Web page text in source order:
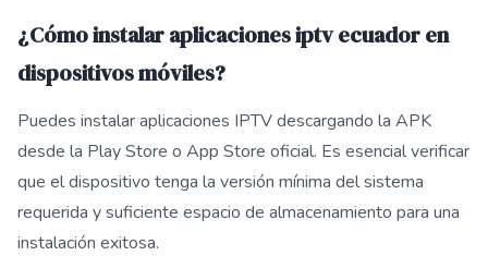
¿Cómo instalar aplicaciones iptv ecuador en
dispositivos móviles?
Puedes instalar aplicaciones IPTV descargando la APK
desde la Play Store o App Store oficial. Es esencial verificar
que el dispositivo tenga la versión mínima del sistema
requerida y suficiente espacio de almacenamiento para una
instalación exitosa.